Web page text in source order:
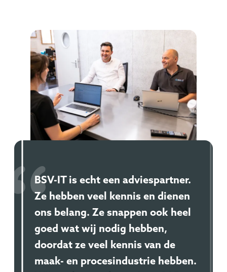
BSV-IT is echt een adviespartner.
Ze hebben veel kennis en dienen
ons belang. Ze snappen ook heel
goed wat wij nodig hebben,
doordat ze veel kennis van de
maak- en procesindustrie hebben.